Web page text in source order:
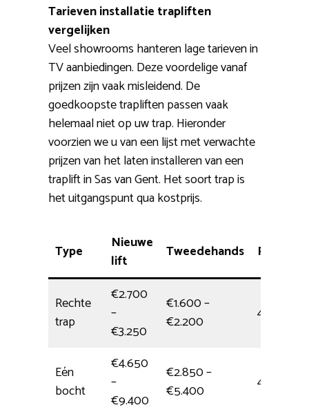
Tarieven installatie trapliften
vergelijken
Veel showrooms hanteren lage tarieven in
TV aanbiedingen. Deze voordelige vanaf
prijzen zijn vaak misleidend. De
goedkoopste trapliften passen vaak
helemaal niet op uw trap. Hieronder
voorzien we u van een lijst met verwachte
prijzen van het laten installeren van een
traplift in Sas van Gent. Het soort trap is
het uitgangspunt qua kostprijs.
Type
Nieuwe
lift
Tweedehands Plaatsing
Rechte
trap
€2.700
–
€3.250
€1.600 –
€2.200
4,5 uur
Eén
bocht
€4.650
–
€9.400
€2.850 –
€5.400
4,5 uur